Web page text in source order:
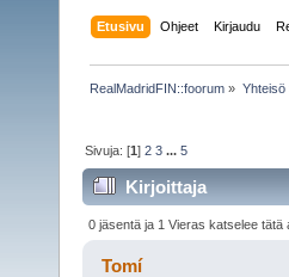
Etusivu Ohjeet Kirjaudu
RealMadridFIN::foorum » Yhteisö
Sivuja: [1]2 3 ...5
Kirjoittaja
0 jäsentä ja 1 Vieras katselee tätä
Tomí